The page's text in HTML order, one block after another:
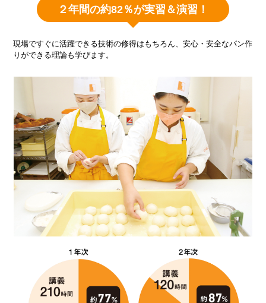
２年間の約82％が実習＆演習！
現場ですぐに活躍できる技術の修得はもちろん、安心・安全なパン作
りができる理論も学びます。